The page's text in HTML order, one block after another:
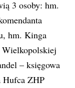
3 osoby: hm.
hm. Kinga
Wielkopolskiej
– księgowa
Hufca ZHP